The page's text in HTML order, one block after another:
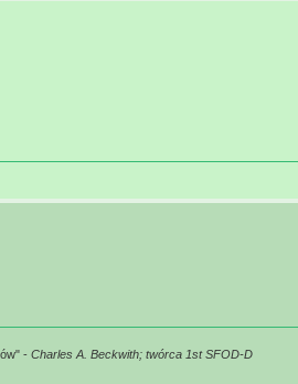
- Charles A. Beckwith; twórca 1st SFOD-D